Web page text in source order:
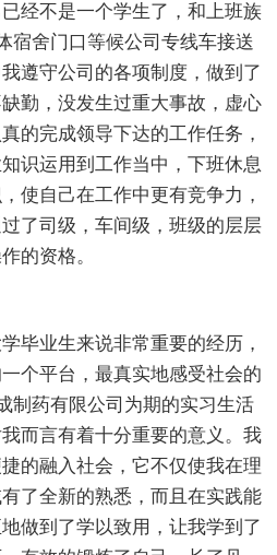
经不是一个学生了，和上班族
宿舍门口等候公司专线车接送
遵守公司的各项制度，做到了
勤，没发生过重大事故，虚心
的完成领导下达的工作任务，
识运用到工作当中，下班休息
使自己在工作中更有竞争力，
了司级，车间级，班级的层层
的资格。
毕业生来说非常重要的经历，
个平台，最真实地感受社会的
制药有限公司为期的实习生活
而言有着十分重要的意义。我
的融入社会，它不仅使我在理
了全新的熟悉，而且在实践能
做到了学以致用，让我学到了